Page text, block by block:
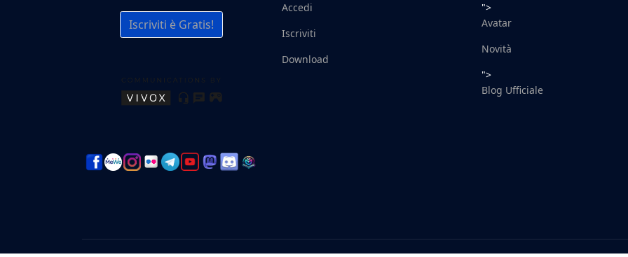
Iscriviti è Gratis!
Accedi
Iscriviti
Download
">
Avatar
Novità
">
Blog Ufficiale